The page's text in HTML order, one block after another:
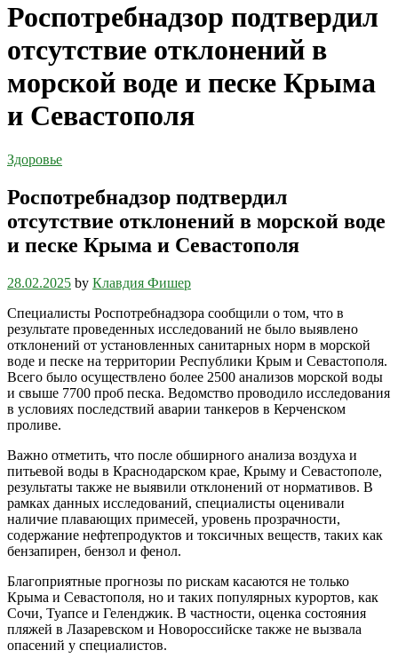
Роспотребнадзор подтвердил
отсутствие отклонений в
морской воде и песке Крыма
и Севастополя
Здоровье
Роспотребнадзор подтвердил
отсутствие отклонений в морской воде
и песке Крыма и Севастополя
28.02.2025 by Клавдия Фишер
Специалисты Роспотребнадзора сообщили о том, что в
результате проведенных исследований не было выявлено
отклонений от установленных санитарных норм в морской
воде и песке на территории Республики Крым и Севастополя.
Всего было осуществлено более 2500 анализов морской воды
и свыше 7700 проб песка. Ведомство проводило исследования
в условиях последствий аварии танкеров в Керченском
проливе.
Важно отметить, что после обширного анализа воздуха и
питьевой воды в Краснодарском крае, Крыму и Севастополе,
результаты также не выявили отклонений от нормативов. В
рамках данных исследований, специалисты оценивали
наличие плавающих примесей, уровень прозрачности,
содержание нефтепродуктов и токсичных веществ, таких как
бензапирен, бензол и фенол.
Благоприятные прогнозы по рискам касаются не только
Крыма и Севастополя, но и таких популярных курортов, как
Сочи, Туапсе и Геленджик. В частности, оценка состояния
пляжей в Лазаревском и Новороссийске также не вызвала
опасений у специалистов.